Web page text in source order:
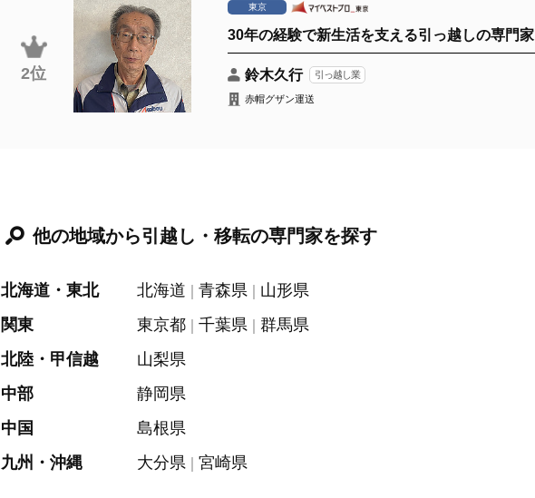
2位
東京
30年の経験で新生活を支える引っ越しの専門家
鈴木久行 引っ越し業
赤帽グザン運送
他の地域から引越し・移転の専門家を探す
北海道・東北 北海道 青森県
山形県
関東
東京都 千葉県
群馬県
北陸・甲信越
山梨県
中部
静岡県
中国
島根県
九州・沖縄
大分県 宮崎県